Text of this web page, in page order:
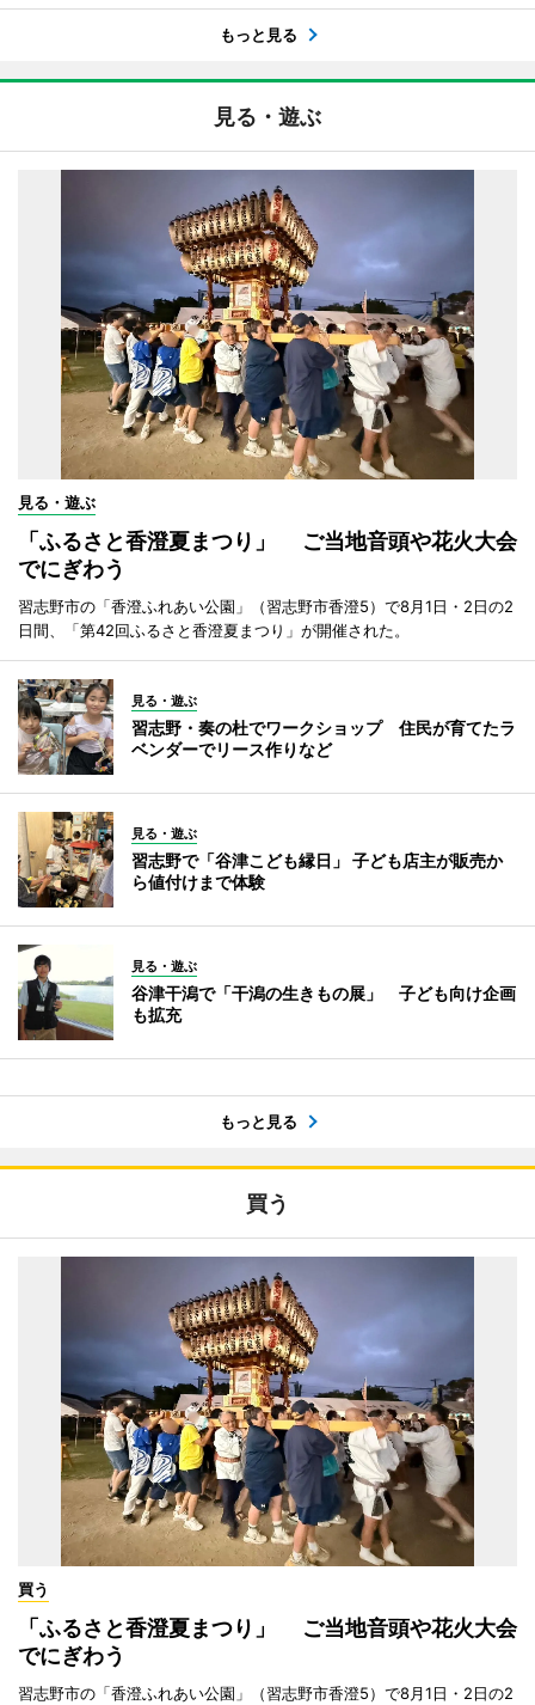
もっと見る
見る・遊ぶ
見る・遊ぶ
「ふるさと香澄夏まつり」 ご当地音頭や花火大会
でにぎわう
習志野市の「香澄ふれあい公園」（習志野市香澄5）で8月1日・2日の2
日間、「第42回ふるさと香澄夏まつり」が開催された。
見る・遊ぶ
習志野・奏の杜でワークショップ 住民が育てたラ
ベンダーでリース作りなど
見る・遊ぶ
習志野で「谷津こども縁日」 子ども店主が販売か
ら値付けまで体験
見る・遊ぶ
谷津干潟で「干潟の生きもの展」 子ども向け企画
も拡充
もっと見る
買う
買う
「ふるさと香澄夏まつり」 ご当地音頭や花火大会
でにぎわう
習志野市の「香澄ふれあい公園」（習志野市香澄5）で8月1日・2日の2